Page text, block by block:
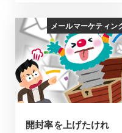
メールマーケティン
開封率を上げたけれ